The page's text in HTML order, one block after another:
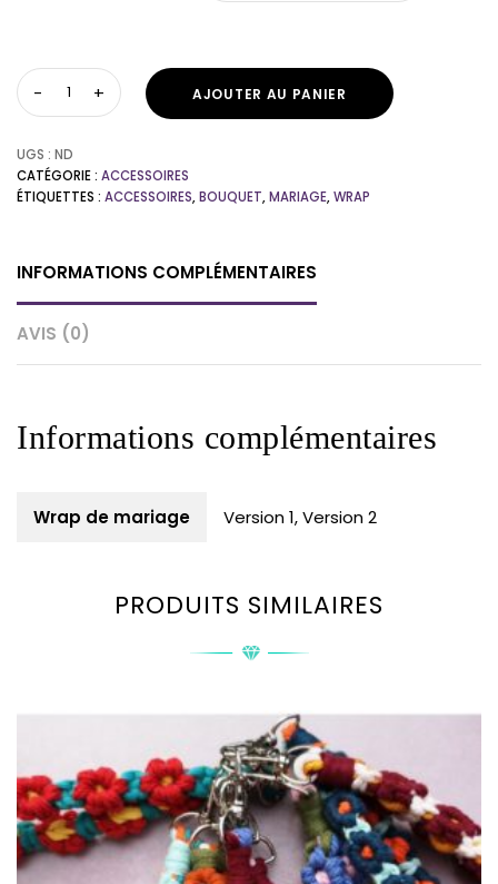
AJOUTER AU PANIER
UGS : ND
CATÉGORIE : ACCESSOIRES
ÉTIQUETTES : ACCESSOIRES,BOUQUET,MARIAGE,WRAP
INFORMATIONS COMPLÉMENTAIRES
AVIS (0)
Informations complémentaires
Wrap de mariage Version 1, Version 2
PRODUITS SIMILAIRES